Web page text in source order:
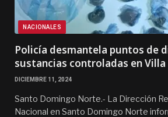
NACIONALES
Policía desmantela puntos de
sustancias controladas en
DICIEMBRE 11, 2024
Santo Domingo Norte.- La Dirección
Nacional en Santo Domingo Norte